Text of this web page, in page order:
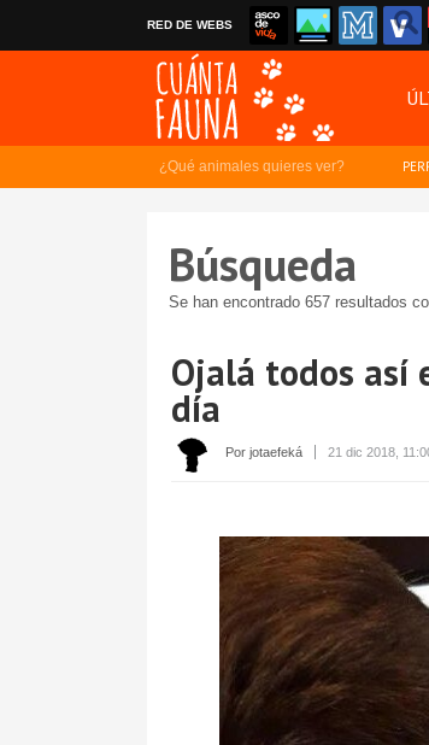
RED DE WEBS
¿Qué animales quieres ver?
Búsqueda
Se han encontrado 657 resultados
Ojalá todos así
día
Por jotaefeká 21 dic 2018,